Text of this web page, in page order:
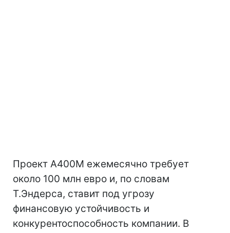
Проект A400M ежемесячно требует
около 100 млн евро и, по словам
Т.Эндерса, ставит под угрозу
финансовую устойчивость и
конкурентоспособность компании. В